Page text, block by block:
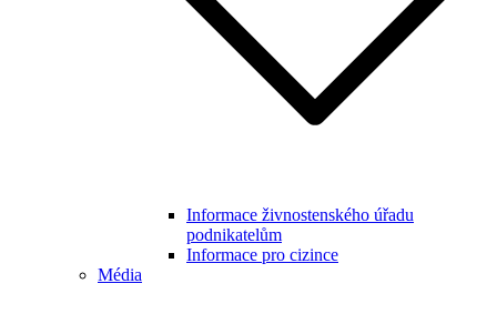
Informace živnostenského úřadu
podnikatelům
Informace pro cizince
Média